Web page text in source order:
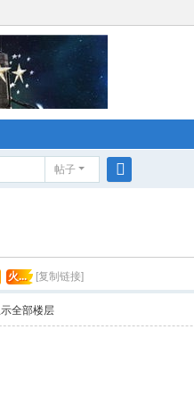
帖子
火... [复制链接]
全部楼层